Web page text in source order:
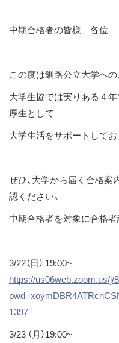
中期合格者の皆様 各位
この度は釧路公立大学へ
大学生協では実りある４
厚生として
大学生活をサポートしてお
ぜひ、大学から届く合格
認ください。
中期合格者を対象に合格
3/22（日） 19:00~
https://us06web.zoom.us/j/
1397
3/23 （月）19:00~